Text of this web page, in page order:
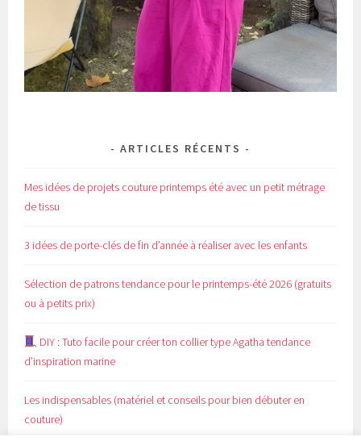
ARTICLES RÉCENTS
Mes idées de projets couture printemps été avec un petit métrage
de tissu
3 idées de porte-clés de fin d’année à réaliser avec les enfants
Sélection de patrons tendance pour le printemps-été 2026 (gratuits
ou à petits prix)
DIY : Tuto facile pour créer ton collier type Agatha tendance
d’inspiration marine
Les indispensables (matériel et conseils pour bien débuter en
couture)